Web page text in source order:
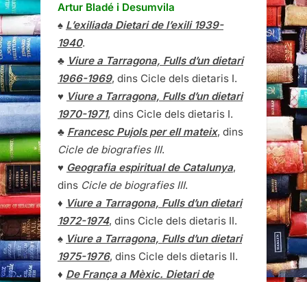
Artur Bladé i Desumvila
♠ L’exiliada Dietari de l’exili 1939-
1940.
♣ Viure a Tarragona, Fulls d’un dietari
1966-1969, dins Cicle dels dietaris I.
♥ Viure a Tarragona, Fulls d’un dietari
1970-1971, dins Cicle dels dietaris I.
♣ Francesc Pujols per ell mateix, dins
Cicle de biografies III.
♥ Geografia espiritual de Catalunya,
dins Cicle de biografies III.
♦ Viure a Tarragona, Fulls d’un dietari
1972-1974, dins Cicle dels dietaris II.
♠ Viure a Tarragona, Fulls d’un dietari
1975-1976, dins Cicle dels dietaris II.
♦ De França a Mèxic. Dietari de